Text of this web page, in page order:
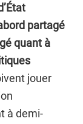
partagé
quant à
jouer
à demi-